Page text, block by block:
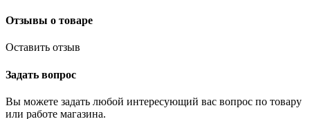
Отзывы о товаре
Оставить отзыв
Задать вопрос
Вы можете задать любой интересующий вас вопрос по товару
или работе магазина.